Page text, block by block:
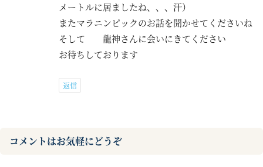
メートルに居ましたね、、、汗）
またマラニンピックのお話を聞かせてくださいね
そして 龍神さんに会いにきてください
お待ちしております
返信
コメントはお気軽にどうぞ